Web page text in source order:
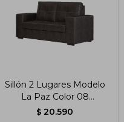
Sillón 2 Lugares Modelo
La Paz Color 08
Chumbo
$ 20.590